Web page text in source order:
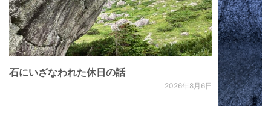
石にいざなわれた休日の話
2026年8月6日